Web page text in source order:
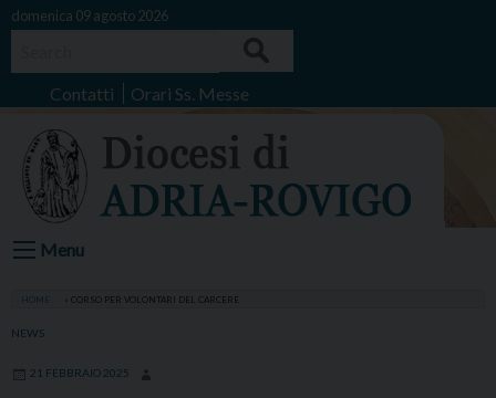
Skip
domenica 09 agosto 2026
Contatti Orari Ss. Messe
Menu
HOME CORSO PER VOLONTARI DEL CARCERE
NEWS
21 FEBBRAIO 2025